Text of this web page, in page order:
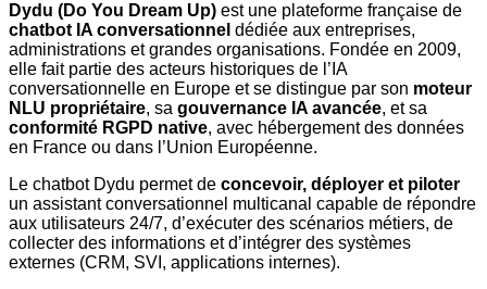
Dydu (Do You Dream Up) est une plateforme française de
chatbot IA conversationnel dédiée aux entreprises,
administrations et grandes organisations. Fondée en 2009,
elle fait partie des acteurs historiques de l’IA
conversationnelle en Europe et se distingue par son moteur
NLU propriétaire, sa gouvernance IA avancée, et sa
conformité RGPD native, avec hébergement des données
en France ou dans l’Union Européenne.
Le chatbot Dydu permet de concevoir, déployer et piloter
un assistant conversationnel multicanal capable de répondre
aux utilisateurs 24/7, d’exécuter des scénarios métiers, de
collecter des informations et d’intégrer des systèmes
externes (CRM, SVI, applications internes).